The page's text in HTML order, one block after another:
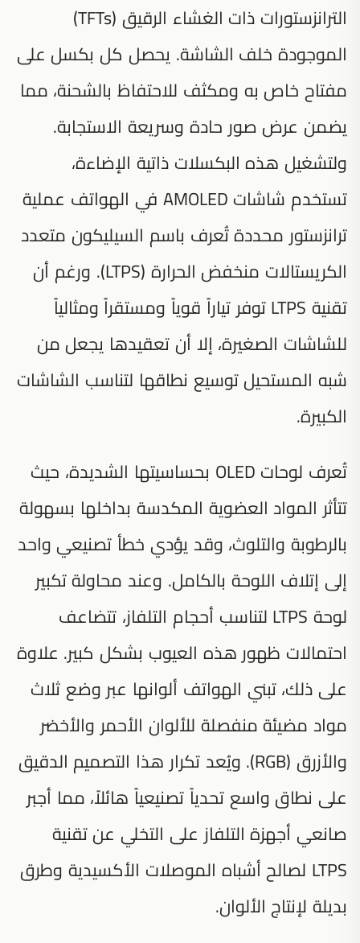
الترانزستورات ذات الغشاء الرقيق (TFTs)
الموجودة خلف الشاشة. يحصل كل بكسل على
مفتاح خاص به ومكثف للاحتفاظ بالشحنة، مما
يضمن عرض صور حادة وسريعة الاستجابة.
ولتشغيل هذه البكسلات ذاتية الإضاءة،
تستخدم شاشات AMOLED في الهواتف عملية
ترانزستور محددة تُعرف باسم السيليكون متعدد
الكريستالات منخفض الحرارة (LTPS). ورغم أن
تقنية LTPS توفر تياراً قوياً ومستقراً ومثالياً
للشاشات الصغيرة، إلا أن تعقيدها يجعل من
شبه المستحيل توسيع نطاقها لتناسب الشاشات
الكبيرة.
تُعرف لوحات OLED بحساسيتها الشديدة، حيث
تتأثر المواد العضوية المكدسة بداخلها بسهولة
بالرطوبة والتلوث، وقد يؤدي خطأ تصنيعي واحد
إلى إتلاف اللوحة بالكامل. وعند محاولة تكبير
لوحة LTPS لتناسب أحجام التلفاز، تتضاعف
احتمالات ظهور هذه العيوب بشكل كبير. علاوة
على ذلك، تبني الهواتف ألوانها عبر وضع ثلاث
مواد مضيئة منفصلة للألوان الأحمر والأخضر
والأزرق (RGB). ويُعد تكرار هذا التصميم الدقيق
على نطاق واسع تحدياً تصنيعياً هائلاً، مما أجبر
صانعي أجهزة التلفاز على التخلي عن تقنية
LTPS لصالح أشباه الموصلات الأكسيدية وطرق
بديلة لإنتاج الألوان.